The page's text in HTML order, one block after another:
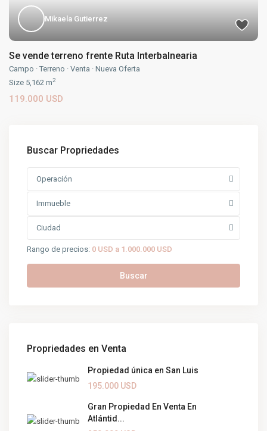
Mikaela Gutierrez
Se vende terreno frente Ruta Interbalnearia
Campo · Terreno · Venta · Nueva Oferta
Size 5,162 m2
119.000 USD
Buscar Propriedades
Operación
Immueble
Ciudad
Rango de precios: 0 USD a 1.000.000 USD
Buscar
Propriedades en Venta
Propiedad única en San Luis
195.000 USD
Gran Propiedad En Venta En
Atlántid...